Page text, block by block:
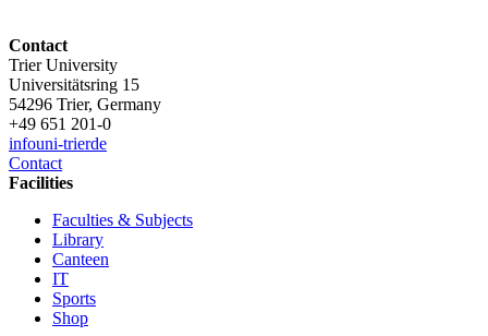
Contact
Trier University
Universitätsring 15
54296 Trier, Germany
+49 651 201-0
infouni-trierde
Contact
Facilities
Faculties & Subjects
Library
Canteen
IT
Sports
Shop